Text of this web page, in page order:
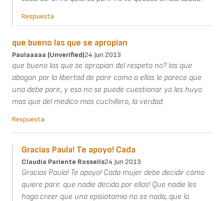
Respuesta
que bueno las que se apropian
Paulaaaaa (unverified)24 Jun 2013
que bueno las que se apropian del respeto no? las que
abogan por la libertad de parir como a ellas le parece que
una debe parir, y eso no se puede cuestionar yo les huyo
mas que del medico mas cuchillero, la verdad.
Respuesta
Gracias Paula! Te apoyo! Cada
Claudia Pariente Rossells24 Jun 2013
Gracias Paula! Te apoyo! Cada mujer debe decidir cómo
quiere parir. que nadie decida por ellas! Que nadie les
haga creer que una episiotomía no es nada, que la